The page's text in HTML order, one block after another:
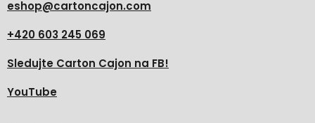
u
eshop@cartoncajon.com
+420 603 245 069
Sledujte Carton Cajon na FB!
YouTube